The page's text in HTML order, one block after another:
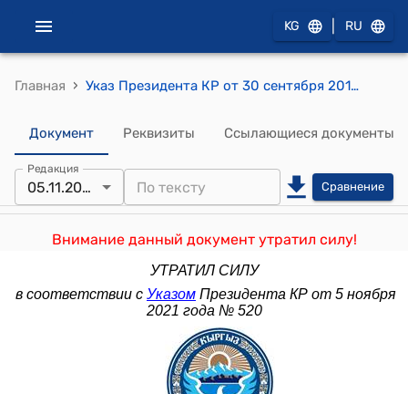
KG RU
Главная › Указ Президента КР от 30 сентября 2013 года УП № 198 "О совершенствовании деятельности Государственной кадровой службы Кыргызской Республики"
Документ Реквизиты Ссылающиеся документы
Редакция
05.11.2021 Сравнение
Внимание данный документ утратил силу!